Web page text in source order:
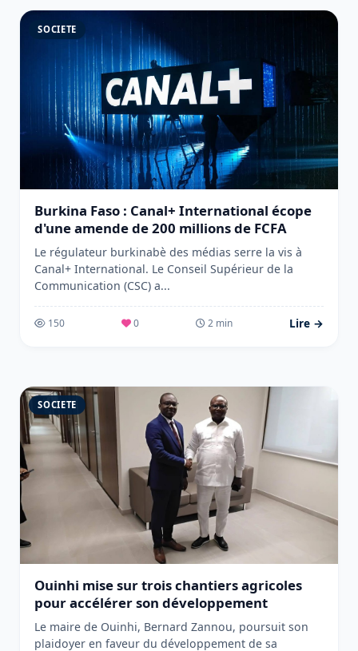
SOCIETE
Burkina Faso : Canal+ International écope
d'une amende de 200 millions de FCFA
Le régulateur burkinabè des médias serre la vis à
Canal+ International. Le Conseil Supérieur de la
Communication (CSC) a...
150 0 2 min Lire →
SOCIETE
Ouinhi mise sur trois chantiers agricoles
pour accélérer son développement
Le maire de Ouinhi, Bernard Zannou, poursuit son
plaidoyer en faveur du développement de sa